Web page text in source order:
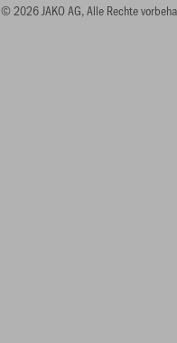
© 2026 JAKO AG, Alle Rechte